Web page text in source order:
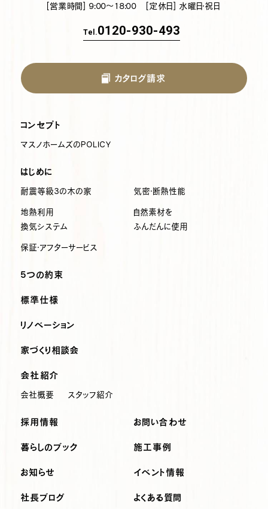
[営業時間] 9:00～18:00
[定休日] 水曜日・祝日
Tel.0120-930-493
カタログ請求
コンセプト
マスノホームズのPOLICY
はじめに
耐震等級3の木の家 気密・断熱性能
地熱利用
換気システム
自然素材を
ふんだんに使用
保証・アフターサービス
5つの約束
標準仕様
リノベーション
家づくり相談会
会社紹介
会社概要 スタッフ紹介
採用情報 お問い合わせ
暮らしのブック 施工事例
お知らせ
社長ブログ
イベント情報
よくある質問